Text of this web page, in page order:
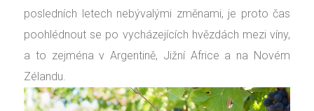
posledních letech nebývalými změnami, je proto čas
poohlédnout se po vycházejících hvězdách mezi víny,
a to zejména v Argentině, Jižní Africe a na Novém
Zélandu.